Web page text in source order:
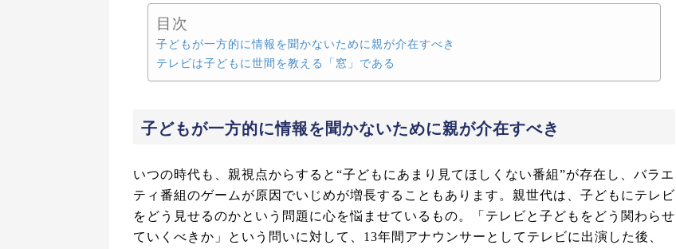
目次
子どもが一方的に情報を聞かないために親が介在すべき
テレビは子どもに世間を教える「窓」である
子どもが一方的に情報を聞かないために親が介在すべき
いつの時代も、親視点からすると“子どもにあまり見てほしくない番組”が存在し、バラエ
ティ番組のゲームが原因でいじめが増長することもあります。親世代は、子どもにテレビ
をどう見せるのかという問題に心を悩ませているもの。「テレビと子どもをどう関わらせ
ていくべきか」という問いに対して、13年間アナウンサーとしてテレビに出演した後、